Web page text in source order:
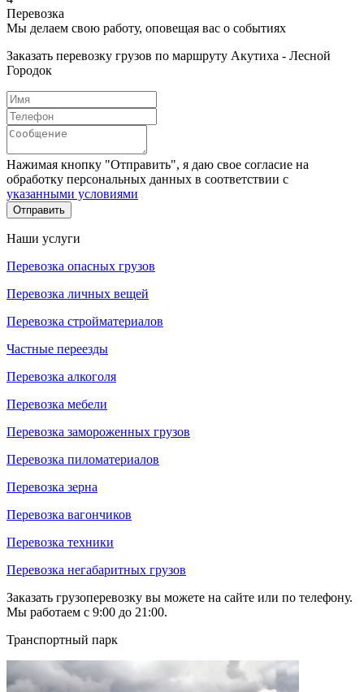
Перевозка
Мы делаем свою работу, оповещая вас о событиях
Заказать перевозку грузов по маршруту Акутиха - Лесной
Городок
Нажимая кнопку "Отправить", я даю свое согласие на
обработку персональных данных в соответствии с
указанными условиями
Отправить
Наши услуги
Перевозка опасных грузов
Перевозка личных вещей
Перевозка стройматериалов
Частные переезды
Перевозка алкоголя
Перевозка мебели
Перевозка замороженных грузов
Перевозка пиломатериалов
Перевозка зерна
Перевозка вагончиков
Перевозка техники
Перевозка негабаритных грузов
Заказать грузоперевозку вы можете на сайте или по телефону.
Мы работаем с 9:00 до 21:00.
Транспортный парк